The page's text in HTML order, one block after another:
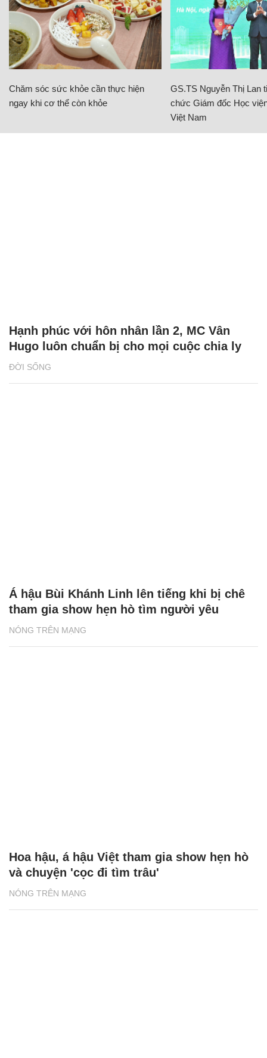
Chăm sóc sức khỏe cần thực hiện
ngay khi cơ thể còn khỏe
GS.TS Nguyễn Thị Lan
chức Giám đốc Học
Việt Nam
ĐỜI SỐNG
Hạnh phúc với hôn nhân lần 2, MC Vân
Hugo luôn chuẩn bị cho mọi cuộc chia ly
NÓNG TRÊN MẠNG
Á hậu Bùi Khánh Linh lên tiếng khi bị chê
tham gia show hẹn hò tìm người yêu
NÓNG TRÊN MẠNG
Hoa hậu, á hậu Việt tham gia show hẹn hò
và chuyện 'cọc đi tìm trâu'